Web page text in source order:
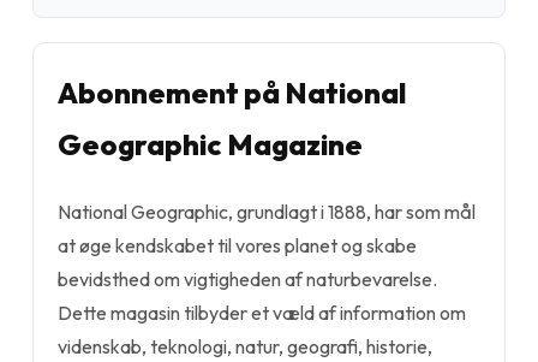
Abonnement på National
Geographic Magazine
National Geographic, grundlagt i 1888, har som mål
at øge kendskabet til vores planet og skabe
bevidsthed om vigtigheden af naturbevarelse.
Dette magasin tilbyder et væld af information om
videnskab, teknologi, natur, geografi, historie,